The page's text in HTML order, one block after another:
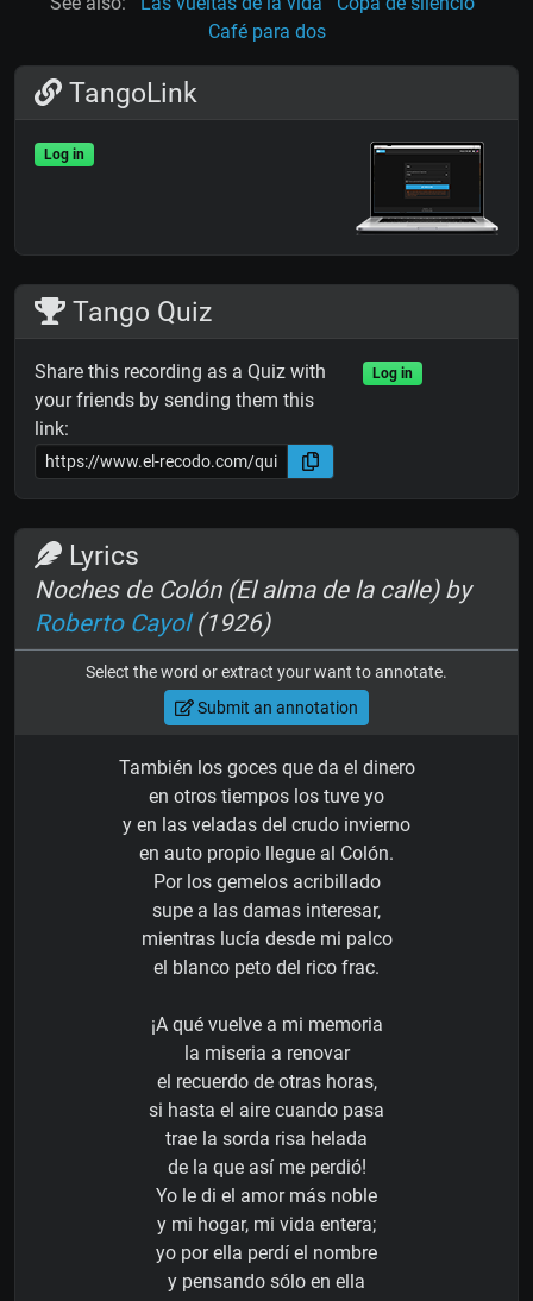
Café para dos
TangoLink
Log in
Tango Quiz
Share this recording as a Quiz with
your friends by sending them this
link:
Log in
Lyrics
Noches de Colón (El alma de la calle) by
Roberto Cayol(1926)
Select the word or extract your want to annotate.
Submit an annotation
También los goces que da el dinero
en otros tiempos los tuve yo
y en las veladas del crudo invierno
en auto propio llegue al Colón.
Por los gemelos acribillado
supe a las damas interesar,
mientras lucía desde mi palco
el blanco peto del rico frac.
¡A qué vuelve a mi memoria
la miseria a renovar
el recuerdo de otras horas,
si hasta el aire cuando pasa
trae la sorda risa helada
de la que así me perdió!
Yo le di el amor más noble
y mi hogar, mi vida entera;
yo por ella perdí el nombre
y pensando sólo en ella